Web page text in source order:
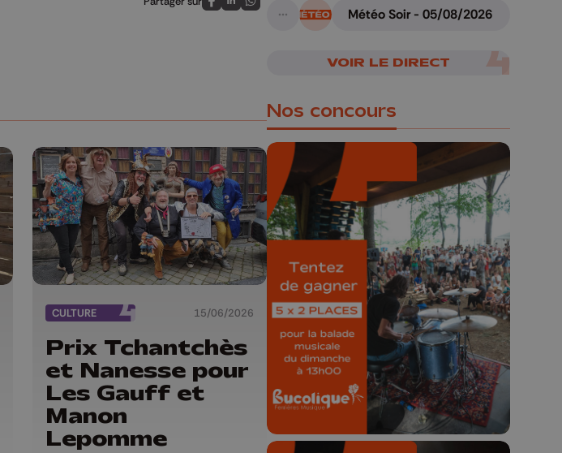
Partagez sur FaceBook
Partagez sur LinkedIn
Partagez sur Whatsapp
CULTURE 15/06/2026
Prix Tchantchès
et Nanesse pour
Les Gauff et
Manon
Lepomme
A suivre
Météo Soir - 05/08/2026
VOIR LE DIRECT
Nos concours
🎁 Gagnez 5x2
places pour le
Bucolique Ferrières
Festival 🌿🎶
Concours valable jusqu'au 9 août,
23h59.